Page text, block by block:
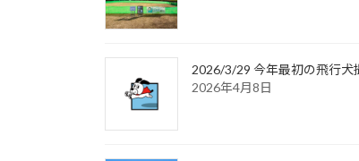
2026/3/29 今年最初の飛行犬
2026年4月8日